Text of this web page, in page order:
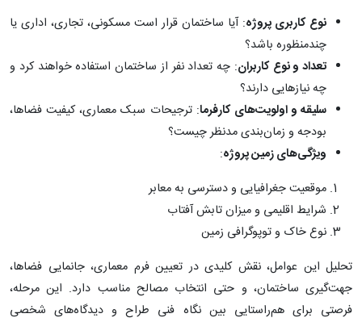
نوع کاربری پروژه: آیا ساختمان قرار است مسکونی، تجاری، اداری یا
چندمنظوره باشد؟
تعداد و نوع کاربران: چه تعداد نفر از ساختمان استفاده خواهند کرد و
چه نیازهایی دارند؟
سلیقه و اولویت‌های کارفرما: ترجیحات سبک معماری، کیفیت فضاها،
بودجه و زمان‌بندی مدنظر چیست؟
ویژگی‌های زمین پروژه:
موقعیت جغرافیایی و دسترسی به معابر
شرایط اقلیمی و میزان تابش آفتاب
نوع خاک و توپوگرافی زمین
تحلیل این عوامل، نقش کلیدی در تعیین فرم معماری، جانمایی فضاها،
جهت‌گیری ساختمان، و حتی انتخاب مصالح مناسب دارد. این مرحله،
فرصتی برای هم‌راستایی بین نگاه فنی طراح و دیدگاه‌های شخصی